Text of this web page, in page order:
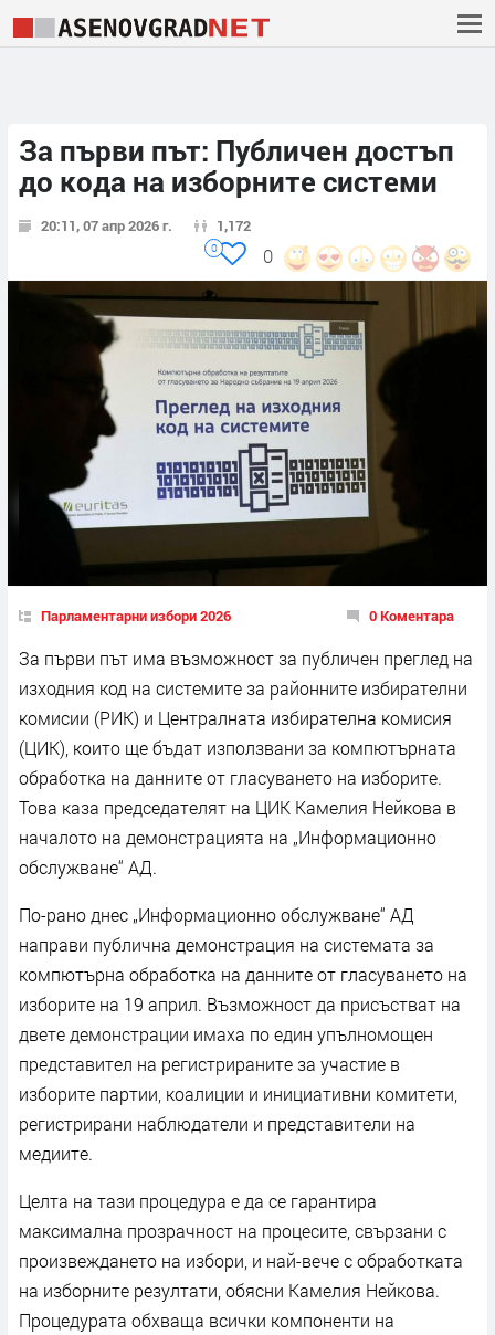
За първи път: Публичен достъп
до кода на изборните системи
20:11, 07 апр 2026 г. 1,172
0
0
Парламентарни избори 2026 0 Коментара
За първи път има възможност за публичен преглед на
изходния код на системите за районните избирателни
комисии (РИК) и Централната избирателна комисия
(ЦИК), които ще бъдат използвани за компютърната
обработка на данните от гласуването на изборите.
Това каза председателят на ЦИК Камелия Нейкова в
началото на демонстрацията на „Информационно
обслужване“ АД.
По-рано днес „Информационно обслужване“ АД
направи публична демонстрация на системата за
компютърна обработка на данните от гласуването на
изборите на 19 април. Възможност да присъстват на
двете демонстрации имаха по един упълномощен
представител на регистрираните за участие в
изборите партии, коалиции и инициативни комитети,
регистрирани наблюдатели и представители на
медиите.
Целта на тази процедура е да се гарантира
максимална прозрачност на процесите, свързани с
произвеждането на избори, и най-вече с обработката
на изборните резултати, обясни Камелия Нейкова.
Процедурата обхваща всички компоненти на